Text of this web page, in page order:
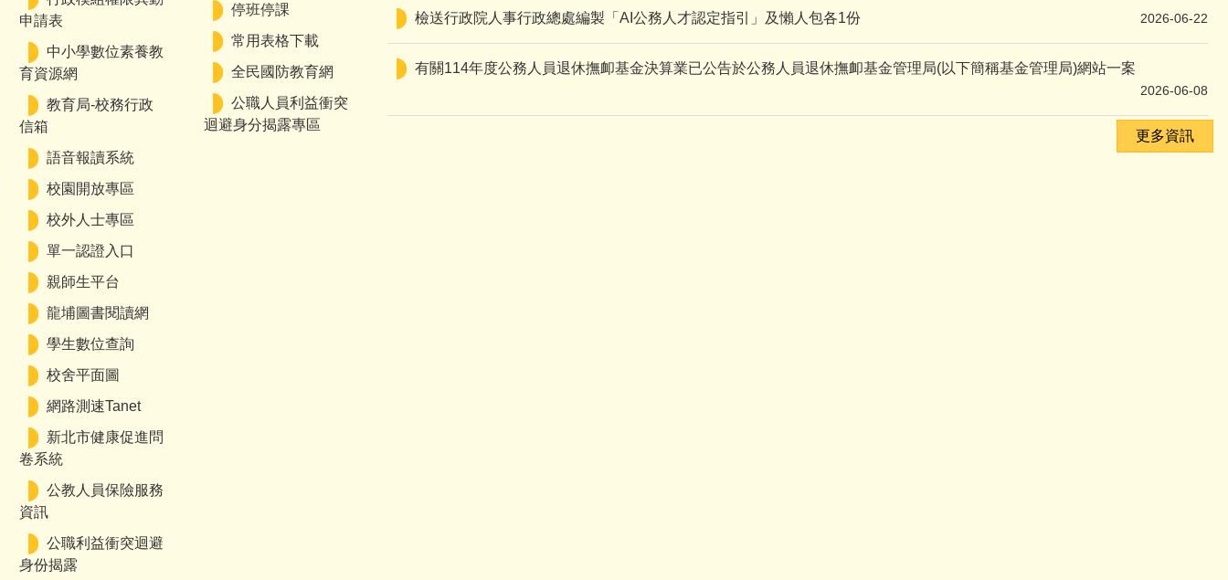
申請表
中小學數位素養教
育資源網
教育局-校務行政
信箱
語音報讀系統
校園開放專區
校外人士專區
單一認證入口
親師生平台
龍埔圖書閱讀網
學生數位查詢
校舍平面圖
網路測速Tanet
新北市健康促進問
卷系統
公教人員保險服務
資訊
公職利益衝突迴避
身份揭露
停班停課
常用表格下載
全民國防教育網
公職人員利益衝突
迴避身分揭露專區
檢送行政院人事行政總處編製「AI公務人才認定指引」及懶人包各1份 2026-06-22
有關114年度公務人員退休撫卹基金決算業已公告於公務人員退休撫卹基金管理局(以下簡稱基金管理局)網站一案
2026-06-08
更多資訊